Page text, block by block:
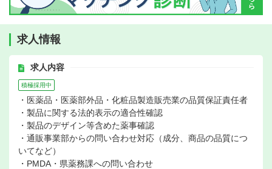
求人情報
求人内容
積極採用中
・医薬品・医薬部外品・化粧品製造販売業の品質保証責任者
・製品に関する法的表示の適合性確認
・製品のデザイン等含めた薬事確認
・通販事業部からの問い合わせ対応（成分、商品の品質につ
いてなど）
・PMDA・県薬務課への問い合わせ